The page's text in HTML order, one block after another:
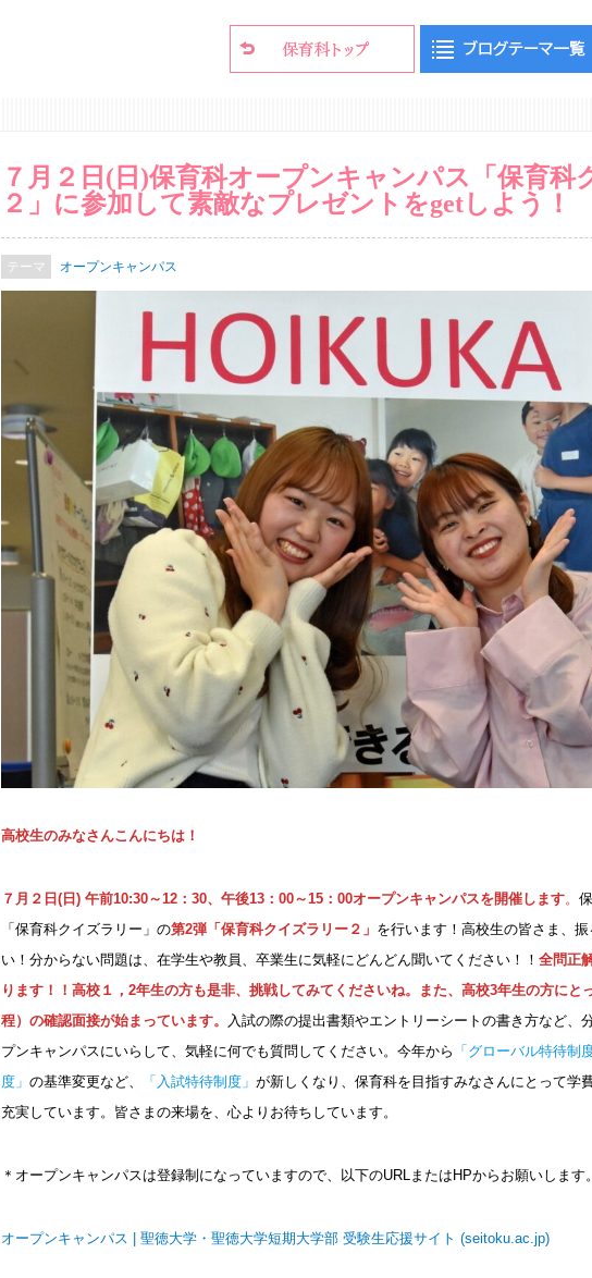
７月２日 ( 日 )保育科オープンキャンパス
「保育
２」に参加して素敵なプレゼントをgetしよう！
オープンキャンパス
高校生のみなさんこんにちは！
７月２日(日) 午前10:30～12：30、午後13：00～15：00オープンキャンパスを開催します。
「保育科クイズラリー」の第2弾「保育科クイズラリー２」 を行います！高校生の皆さま、
い！分からない問題は、在学生や教員、卒業生に気軽にどんどん聞いてください！！ 全問正
ります！！高校１，2年生の方も是非、挑戦してみてくださいね。また、高校3年生の方にと
程）の確認面接が始まっています。
入試の際の提出書類やエントリーシートの書き方など、
プンキャンパスにいらして、気軽に何でも質問してください。今年から 「グローバル特待制度
度」 の基準変更など、 「入試特待制度」 が新しくなり、保育科を目指すみなさんにとって学
充実しています。皆さまの来場を、心よりお待ちしています。
＊オープンキャンパスは登録制になっていますので、以下のURLまたはHPからお願いします。
オープンキャンパス | 聖徳大学・聖徳大学短期大学部 受験生応援サイト (seitoku.ac.jp)